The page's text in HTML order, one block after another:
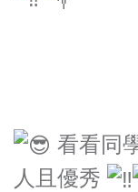
看看同
人且優秀